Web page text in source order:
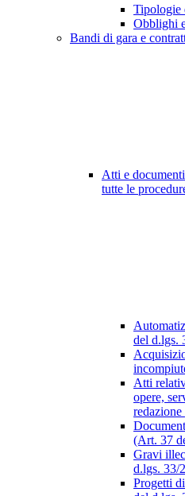
Tipologie
Obblighi
Bandi di gara e
Atti e
tutte le
del d.lgs.
Atti
opere,
(Art. 37
Gravi
d.lgs. 33/
Progetti